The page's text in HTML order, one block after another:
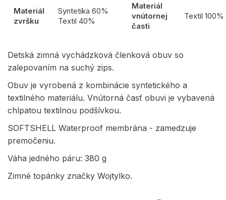
Materiál
zvršku
Syntetika 60%
Textil 40%
Materiál
vnútornej
časti
Textil 100%
Detská zimná vychádzková členková obuv so
zalepovaním na suchý zips.
Obuv je vyrobená z kombinácie syntetického a
textilného materiálu. Vnútorná časť obuvi je vybavená
chlpatou textilnou podšívkou.
SOFTSHELL Waterproof membrána - zamedzuje
premočeniu.
Váha jedného páru: 380 g
Zimné topánky značky Wojtylko.